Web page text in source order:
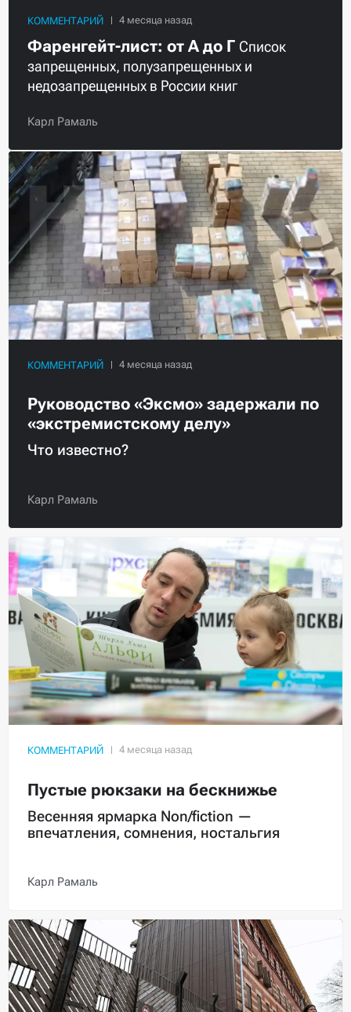
КОММЕНТАРИЙ
Фаренгейт-лист: от А до Г Список
запрещенных, полузапрещенных и
недозапрещенных в России книг
Карл Рамаль
КОММЕНТАРИЙ
Руководство «Эксмо» задержали по
«экстремистскому делу»
Что известно?
Карл Рамаль
КОММЕНТАРИЙ
Пустые рюкзаки на бескнижье
Весенняя ярмарка Non/fiction —
впечатления, сомнения, ностальгия
Карл Рамаль